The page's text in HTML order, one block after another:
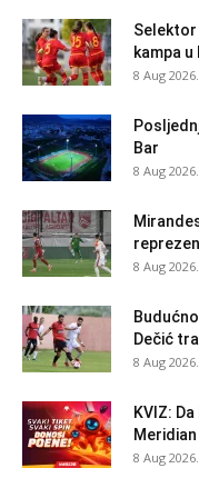
Selektor
kampa u
8 Aug
Bar
8 Aug
8 Aug
Dečić
8 Aug
KVIZ:
8 Aug